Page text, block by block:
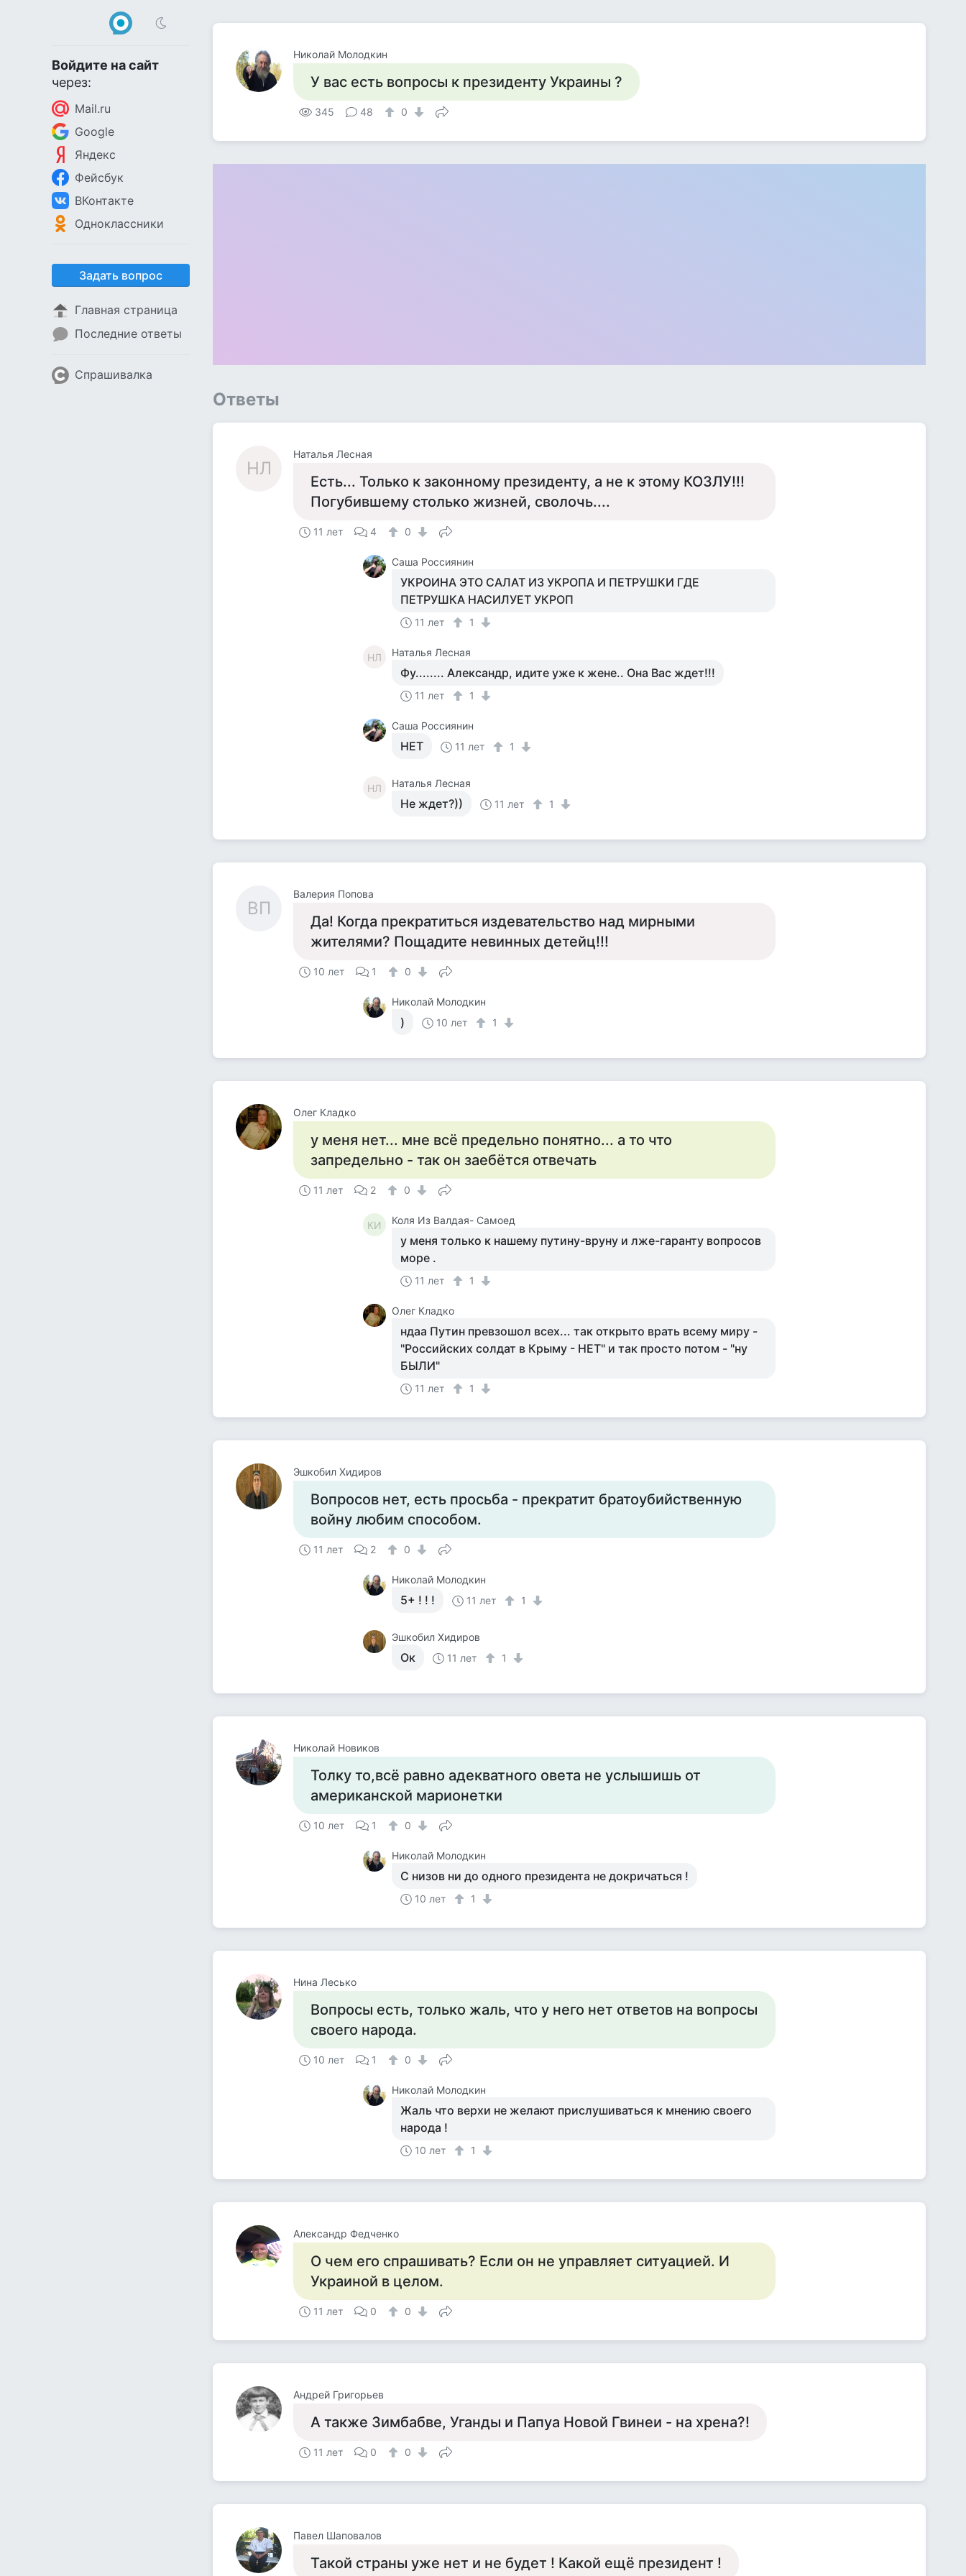
Войдите на сайт
через:
Mail.ru
Google
Яндекс
Фейсбук
ВКонтакте
Одноклассники
Задать вопрос
Главная страница
Последние ответы
Спрашивалка
Николай Молодкин
У вас есть вопросы к президенту Украины ?
345 48 0
Ответы
НЛ
Наталья Лесная
Есть... Только к законному президенту, а не к этому КОЗЛУ!!!
Погубившему столько жизней, сволочь....
11 лет 4 0
Саша Россиянин
УКРОИНА ЭТО САЛАТ ИЗ УКРОПА И ПЕТРУШКИ ГДЕ
ПЕТРУШКА НАСИЛУЕТ УКРОП
11 лет 1
НЛ Наталья Лесная
Фу........ Александр, идите уже к жене.. Она Вас ждет!!!
11 лет 1
Саша Россиянин
НЕТ 11 лет 1
НЛ Наталья Лесная
Не ждет?)) 11 лет 1
ВП
Валерия Попова
Да! Когда прекратиться издевательство над мирными
жителями? Пощадите невинных детейц!!!
10 лет 1 0
Николай Молодкин
) 10 лет 1
Олег Кладко
у меня нет... мне всё предельно понятно... а то что
запредельно - так он зaeбётcя отвечать
11 лет 2 0
КИ Коля Из Валдая- Самоед
у меня только к нашему путину-вруну и лже-гаранту вопросов
море .
11 лет 1
Олег Кладко
ндаа Путин превзошол всех... так открыто врать всему миру -
"Российских солдат в Крыму - НЕТ" и так просто потом - "ну
БЫЛИ"
11 лет 1
Эшкобил Хидиров
Вопросов нет, есть просьба - прекратит братоубийственную
войну любим способом.
11 лет 2 0
Николай Молодкин
5+ ! ! ! 11 лет 1
Эшкобил Хидиров
Ок 11 лет 1
Николай Новиков
Толку то,всё равно адекватного овета не услышишь от
американской марионетки
10 лет 1 0
Николай Молодкин
С низов ни до одного президента не докричаться !
10 лет 1
Нина Лесько
Вопросы есть, только жаль, что у него нет ответов на вопросы
своего народа.
10 лет 1 0
Николай Молодкин
Жаль что верхи не желают прислушиваться к мнению своего
народа !
10 лет 1
Александр Федченко
О чем его спрашивать? Если он не управляет ситуацией. И
Украиной в целом.
11 лет 0 0
Андрей Григорьев
А также Зимбабве, Уганды и Папуа Новой Гвинеи - на хрена?!
11 лет 0 0
Павел Шаповалов
Такой страны уже нет и не будет ! Какой ещё президент !